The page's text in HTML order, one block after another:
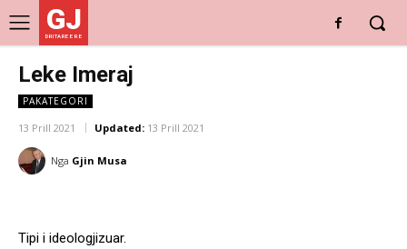
GJ
DRITARE E RE
Leke Imeraj
PAKATEGORI
13 Prill 2021 Updated: 13 Prill 2021
Nga Gjin Musa
Tipi i ideologjizuar.